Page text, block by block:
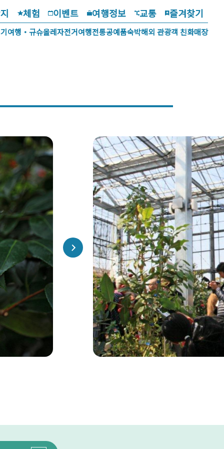
체험 이벤트 여행정보 교통 즐겨찾기
여행・규슈올레자전거여행전통공예품숙박해외 관광객 친화매장